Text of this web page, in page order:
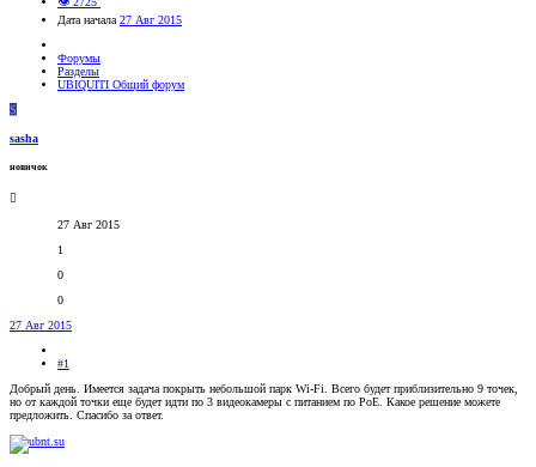
Дата начала 27 Авг 2015
Форумы
Разделы
UBIQUITI Общий форум
S
sasha
новичок
27 Авг 2015
1
0
0
27 Авг 2015
#1
Добрый день. Имеется задача покрыть небольшой парк Wi-Fi. Всего будет приблизительно 9 точек,
но от каждой точки еще будет идти по 3 видеокамеры с питанием по PoE. Какое решение можете
предложить. Спасибо за ответ.